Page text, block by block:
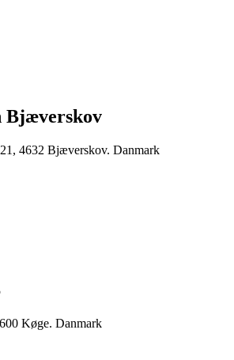
Bjæverskov
4632 Bjæverskov. Danmark
Køge. Danmark